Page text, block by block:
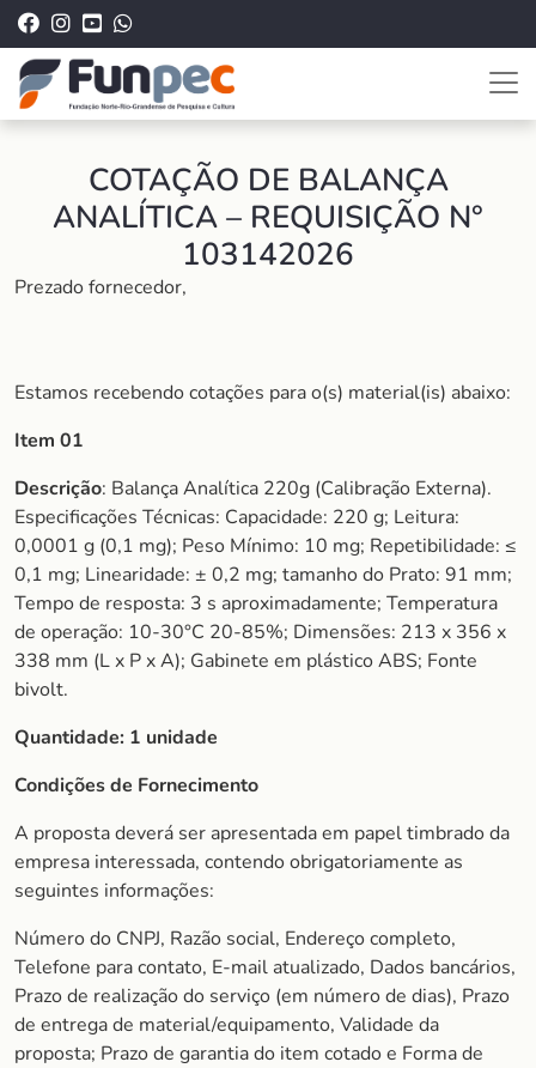
COTAÇÃO DE BALANÇA
ANALÍTICA – REQUISIÇÃO N°
103142026
Prezado fornecedor,
Estamos recebendo cotações para o(s) material(is) abaixo:
Item 01
Descrição: Balança Analítica 220g (Calibração Externa).
Especificações Técnicas: Capacidade: 220 g; Leitura:
0,0001 g (0,1 mg); Peso Mínimo: 10 mg; Repetibilidade: ≤
0,1 mg; Linearidade: ± 0,2 mg; tamanho do Prato: 91 mm;
Tempo de resposta: 3 s aproximadamente; Temperatura
de operação: 10-30°C 20-85%; Dimensões: 213 x 356 x
338 mm (L x P x A); Gabinete em plástico ABS; Fonte
bivolt.
Quantidade: 1 unidade
Condições de Fornecimento
A proposta deverá ser apresentada em papel timbrado da
empresa interessada, contendo obrigatoriamente as
seguintes informações:
Número do CNPJ, Razão social, Endereço completo,
Telefone para contato, E-mail atualizado, Dados bancários,
Prazo de realização do serviço (em número de dias), Prazo
de entrega de material/equipamento, Validade da
proposta; Prazo de garantia do item cotado e Forma de